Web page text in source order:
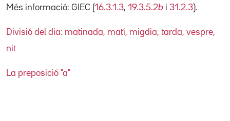
Més informació: GIEC (16.3.1.3, 19.3.5.2b i 31.2.3).
Divisió del dia: matinada, matí, migdia, tarda, vespre,
nit
La preposició "a"